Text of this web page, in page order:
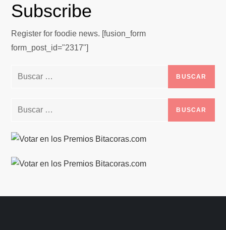
Subscribe
Register for foodie news. [fusion_form
form_post_id="2317"]
Buscar:
Buscar: